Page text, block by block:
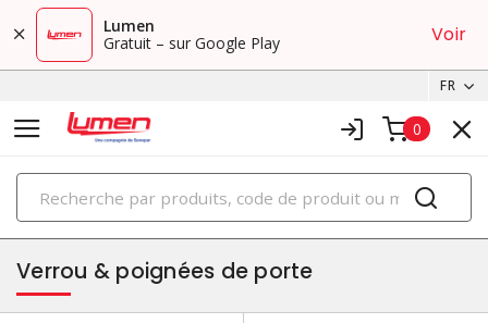
Lumen
Gratuit – sur Google Play
Voir
FR
0
PRODUITS
cabinets
Verrou & poignées de porte